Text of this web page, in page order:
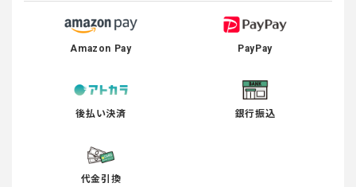
Amazon Pay PayPay
後払い決済 銀行振込
代金引換